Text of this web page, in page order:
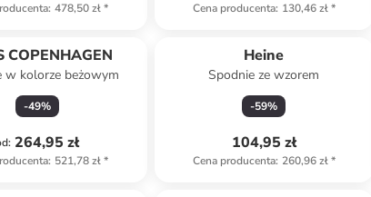
: 478,50 zł* Cena producenta: 130,46 zł*
COPENHAGEN
w kolorze beżowym
-49%
: 264,95 zł
: 521,78 zł*
Heine
Spodnie ze wzorem
-59%
104,95 zł
Cena producenta: 260,96 zł*